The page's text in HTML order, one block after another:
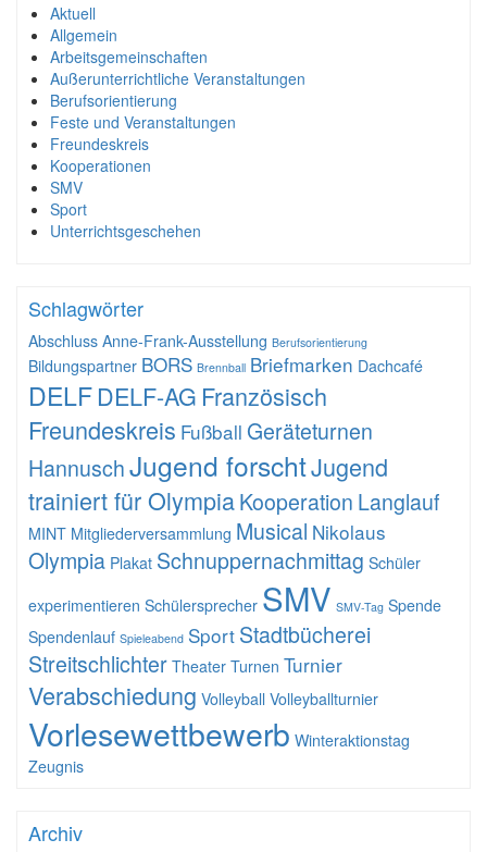
Aktuell
Allgemein
Arbeitsgemeinschaften
Außerunterrichtliche Veranstaltungen
Berufsorientierung
Feste und Veranstaltungen
Freundeskreis
Kooperationen
SMV
Sport
Unterrichtsgeschehen
Schlagwörter
Abschluss Anne-Frank-Ausstellung Berufsorientierung
Bildungspartner BORS Brennball Briefmarken Dachcafé
DELFDELF-AG Französisch
Freundeskreis Fußball Geräteturnen
HannuschJugend forschtJugend
trainiert für OlympiaKooperation Langlauf
MINT Mitgliederversammlung Musical Nikolaus
Olympia Plakat Schnuppernachmittag Schüler
experimentieren Schülersprecher SMV SMV-Tag Spende
Spendenlauf Spieleabend Sport Stadtbücherei
Streitschlichter Theater Turnen Turnier
Verabschiedung Volleyball Volleyballturnier
Vorlesewettbewerb Winteraktionstag
Zeugnis
Archiv